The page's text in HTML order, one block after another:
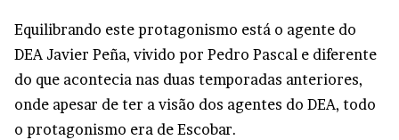
Equilibrando este protagonismo está o agente do
DEA Javier Peña, vivido por Pedro Pascal e diferente
do que acontecia nas duas temporadas anteriores,
onde apesar de ter a visão dos agentes do DEA, todo
o protagonismo era de Escobar.